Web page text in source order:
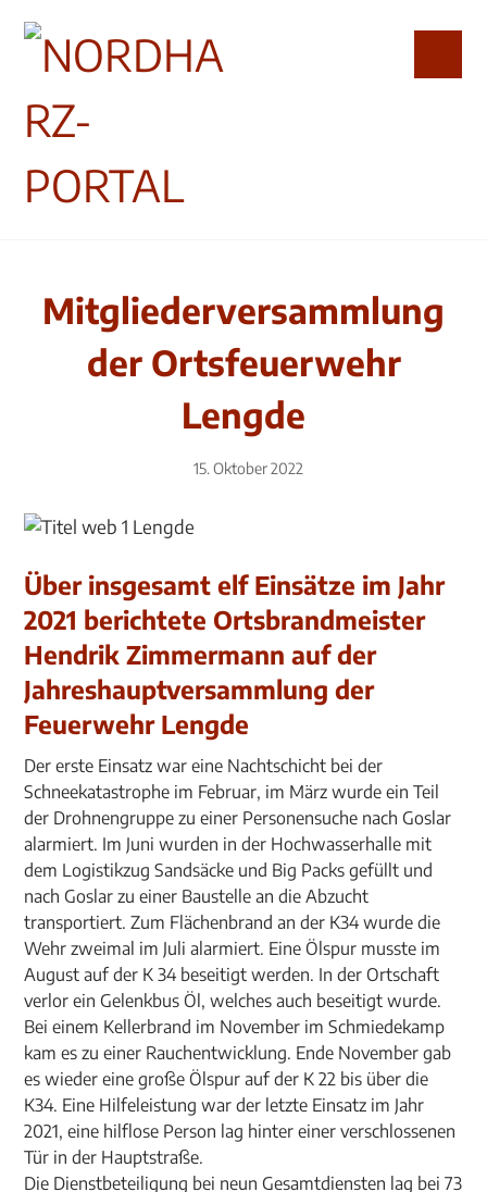
Mitgliederversammlung
der Ortsfeuerwehr
Lengde
15. Oktober 2022
Über insgesamt elf Einsätze im Jahr
2021 berichtete Ortsbrandmeister
Hendrik Zimmermann auf der
Jahreshauptversammlung der
Feuerwehr Lengde
Der erste Einsatz war eine Nachtschicht bei der
Schneekatastrophe im Februar, im März wurde ein Teil
der Drohnengruppe zu einer Personensuche nach Goslar
alarmiert. Im Juni wurden in der Hochwasserhalle mit
dem Logistikzug Sandsäcke und Big Packs gefüllt und
nach Goslar zu einer Baustelle an die Abzucht
transportiert. Zum Flächenbrand an der K34 wurde die
Wehr zweimal im Juli alarmiert. Eine Ölspur musste im
August auf der K 34 beseitigt werden. In der Ortschaft
verlor ein Gelenkbus Öl, welches auch beseitigt wurde.
Bei einem Kellerbrand im November im Schmiedekamp
kam es zu einer Rauchentwicklung. Ende November gab
es wieder eine große Ölspur auf der K 22 bis über die
K34. Eine Hilfeleistung war der letzte Einsatz im Jahr
2021, eine hilflose Person lag hinter einer verschlossenen
Tür in der Hauptstraße.
Die Dienstbeteiligung bei neun Gesamtdiensten lag bei 73